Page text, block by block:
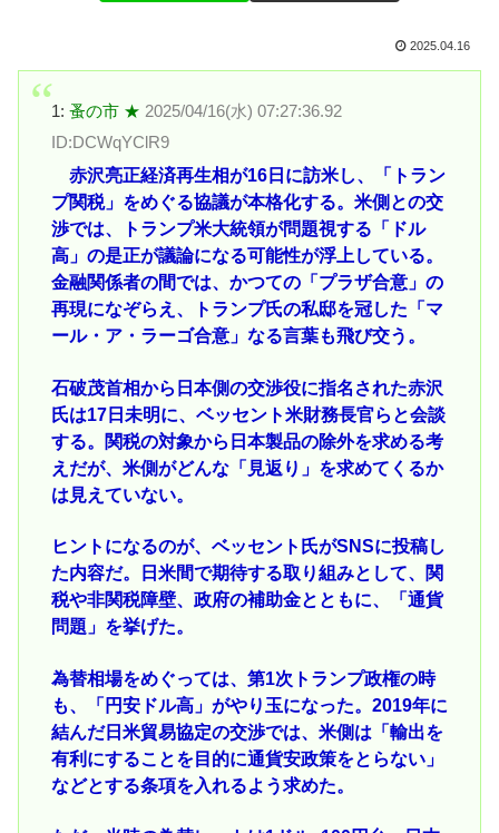
2025.04.16
1: 蚤の市 ★ 2025/04/16(水) 07:27:36.92
ID:DCWqYClR9
赤沢亮正経済再生相が16日に訪米し、「トラン
プ関税」をめぐる協議が本格化する。米側との交
渉では、トランプ米大統領が問題視する「ドル
高」の是正が議論になる可能性が浮上している。
金融関係者の間では、かつての「プラザ合意」の
再現になぞらえ、トランプ氏の私邸を冠した「マ
ール・ア・ラーゴ合意」なる言葉も飛び交う。
石破茂首相から日本側の交渉役に指名された赤沢
氏は17日未明に、ベッセント米財務長官らと会談
する。関税の対象から日本製品の除外を求める考
えだが、米側がどんな「見返り」を求めてくるか
は見えていない。
ヒントになるのが、ベッセント氏がSNSに投稿し
た内容だ。日米間で期待する取り組みとして、関
税や非関税障壁、政府の補助金とともに、「通貨
問題」を挙げた。
為替相場をめぐっては、第1次トランプ政権の時
も、「円安ドル高」がやり玉になった。2019年に
結んだ日米貿易協定の交渉では、米側は「輸出を
有利にすることを目的に通貨安政策をとらない」
などとする条項を入れるよう求めた。